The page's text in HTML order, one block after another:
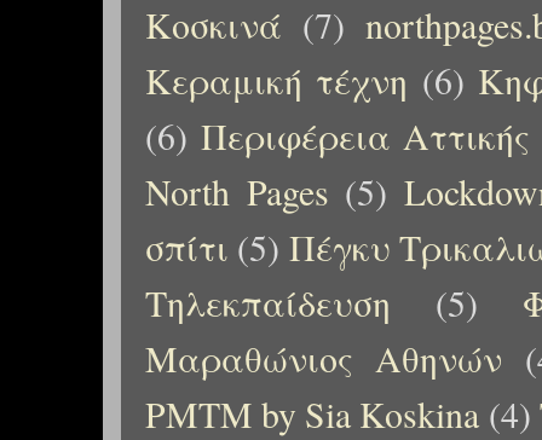
Κοσκινά (7)
Κεραμική τέχνη (6)
(6) Περιφέρεια Αττικής
North Pages (5)
σπίτι (5) Πέγκυ
Τηλεκπαίδευση
(5)
Μαραθώνιος Αθηνών
PMTM by Sia Koskina (4)